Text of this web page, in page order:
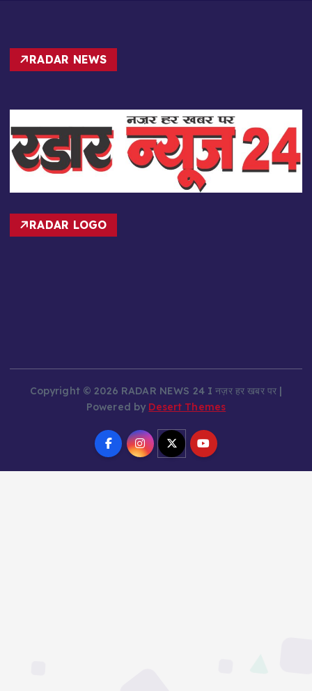
RADAR NEWS
RADAR LOGO
Copyright © 2026 RADAR NEWS 24 I नज़र हर खबर पर |
Powered by Desert Themes